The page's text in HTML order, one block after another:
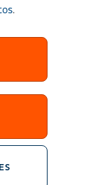
.